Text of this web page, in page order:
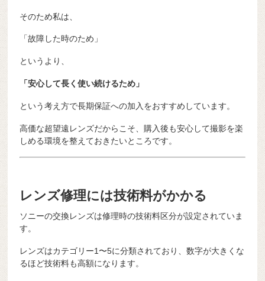
そのため私は、
「故障した時のため」
というより、
「安心して長く使い続けるため」
という考え方で長期保証への加入をおすすめしています。
高価な超望遠レンズだからこそ、購入後も安心して撮影を楽
しめる環境を整えておきたいところです。
レンズ修理には技術料がかかる
ソニーの交換レンズは修理時の技術料区分が設定されていま
す。
レンズはカテゴリー1〜5に分類されており、数字が大きくな
るほど技術料も高額になります。